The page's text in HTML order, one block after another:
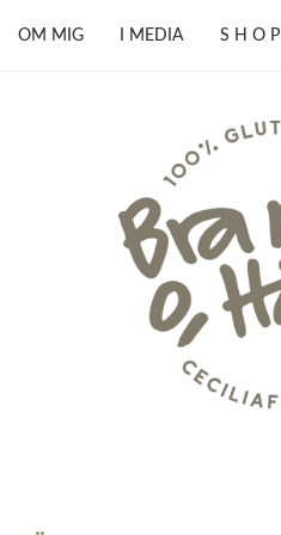
OM MIG I MEDIA S H O P